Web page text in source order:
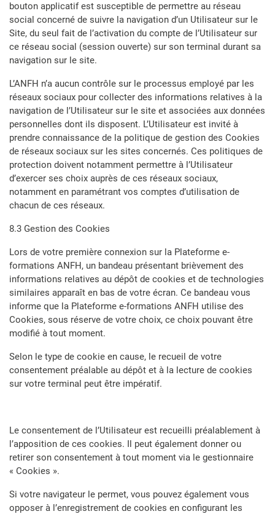
bouton applicatif est susceptible de permettre au réseau
social concerné de suivre la navigation d’un Utilisateur sur le
Site, du seul fait de l’activation du compte de l’Utilisateur sur
ce réseau social (session ouverte) sur son terminal durant sa
navigation sur le site.
L’ANFH n’a aucun contrôle sur le processus employé par les
réseaux sociaux pour collecter des informations relatives à la
navigation de l’Utilisateur sur le site et associées aux données
personnelles dont ils disposent. L’Utilisateur est invité à
prendre connaissance de la politique de gestion des Cookies
de réseaux sociaux sur les sites concernés. Ces politiques de
protection doivent notamment permettre à l’Utilisateur
d’exercer ses choix auprès de ces réseaux sociaux,
notamment en paramétrant vos comptes d’utilisation de
chacun de ces réseaux.
8.3 Gestion des Cookies
Lors de votre première connexion sur la Plateforme e-
formations ANFH, un bandeau présentant brièvement des
informations relatives au dépôt de cookies et de technologies
similaires apparaît en bas de votre écran. Ce bandeau vous
informe que la Plateforme e-formations ANFH utilise des
Cookies, sous réserve de votre choix, ce choix pouvant être
modifié à tout moment.
Selon le type de cookie en cause, le recueil de votre
consentement préalable au dépôt et à la lecture de cookies
sur votre terminal peut être impératif.
Le consentement de l’Utilisateur est recueilli préalablement à
l’apposition de ces cookies. Il peut également donner ou
retirer son consentement à tout moment via le gestionnaire
« Cookies ».
Si votre navigateur le permet, vous pouvez également vous
opposer à l’enregistrement de cookies en configurant les